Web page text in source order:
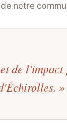
notre
de
»